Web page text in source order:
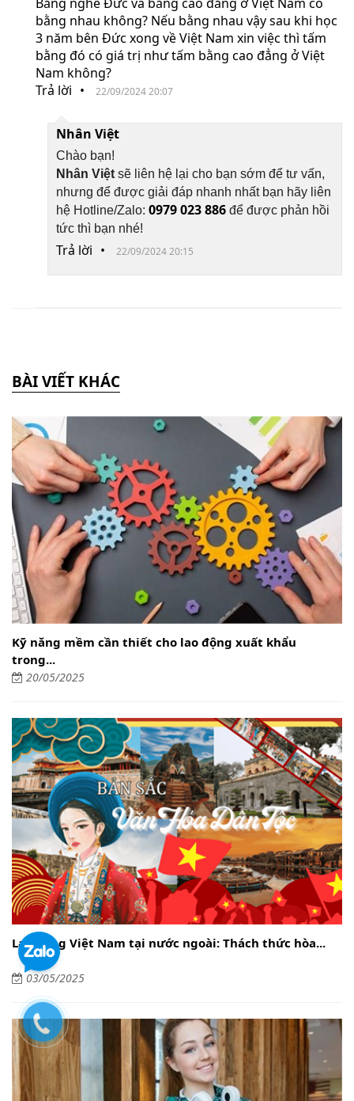
bằng nhau không? Nếu bằng nhau vậy sau khi học
3 năm bên Đức xong về Việt Nam xin việc thì tấm
bằng đó có giá trị như tấm bằng cao đẳng ở Việt
Nam không?
Trả lời • 22/09/2024 20:07
Nhân Việt
Chào bạn!
Nhân Việt sẽ liên hệ lại cho bạn sớm để tư vấn,
nhưng để được giải đáp nhanh nhất bạn hãy liên
hệ Hotline/Zalo: 0979 023 886 để được phản hồi
tức thì bạn nhé!
Trả lời • 22/09/2024 20:15
BÀI VIẾT KHÁC
Kỹ năng mềm cần thiết cho lao động xuất khẩu
trong...
20/05/2025
Lao động Việt Nam tại nước ngoài: Thách thức hòa...
03/05/2025